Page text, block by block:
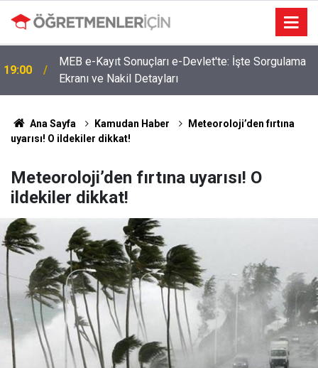
19:00
MEB e-Kayıt Sonuçları e-Devlet'te: İşte Sorgulama
Ekranı ve Nakil Detayları
Ana Sayfa Kamudan Haber
Meteoroloji’den fırtına
uyarısı! O ildekiler dikkat!
Meteoroloji’den fırtına uyarısı! O
ildekiler dikkat!